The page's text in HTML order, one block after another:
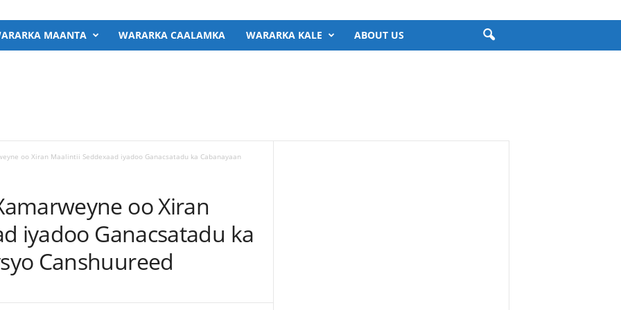
MAANTA WARARKA CAALAMKA WARARKA KALE ABOUT US
oo Xiran Maalintii Seddexaad iyadoo Ganacsatadu ka Cabanayaan
oo Xiran
iyadoo Ganacsatadu ka
Canshuureed